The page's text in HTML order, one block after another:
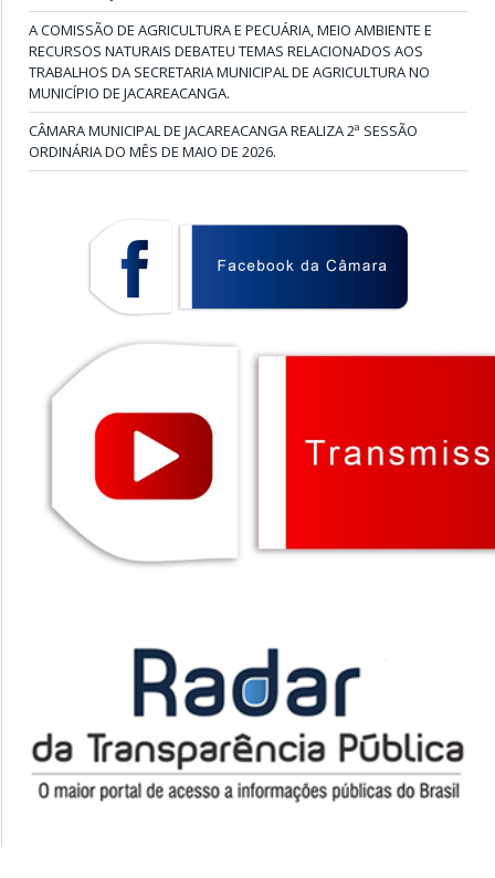
A COMISSÃO DE AGRICULTURA E PECUÁRIA, MEIO AMBIENTE E
RECURSOS NATURAIS DEBATEU TEMAS RELACIONADOS AOS
TRABALHOS DA SECRETARIA MUNICIPAL DE AGRICULTURA NO
MUNICÍPIO DE JACAREACANGA.
CÂMARA MUNICIPAL DE JACAREACANGA REALIZA 2ª SESSÃO
ORDINÁRIA DO MÊS DE MAIO DE 2026.